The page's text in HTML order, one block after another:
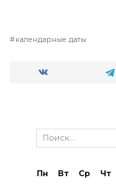
календарные даты
Search
for:
Пн Вт Ср Чт